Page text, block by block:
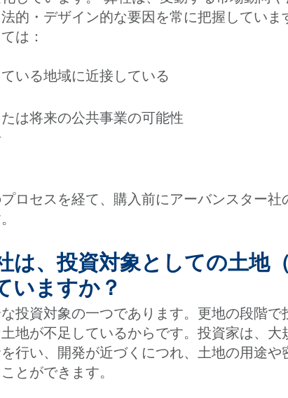
的・デザイン的な要因を常に把握していま
は：
いる地域に近接している
は将来の公共事業の可能性
ロセスを経て、購入前にアーバンスター社
は、投資対象としての土地
いますか？
投資対象の一つであります。更地の段階で
地が不足しているからです。投資家は、大
行い、開発が近づくにつれ、土地の用途や
とができます。